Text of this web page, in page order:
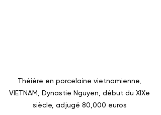
Théière en porcelaine vietnamienne,
VIETNAM, Dynastie Nguyen, début du XIXe
siècle, adjugé 80,000 euros